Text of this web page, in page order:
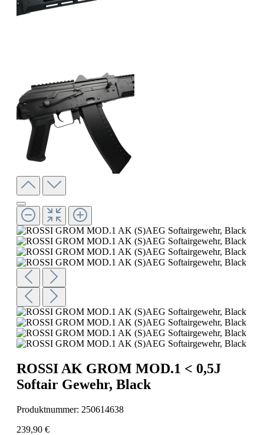
ROSSI AK GROM MOD.1 < 0,5J
Softair Gewehr, Black
Produktnummer: 250614638
239,90 €